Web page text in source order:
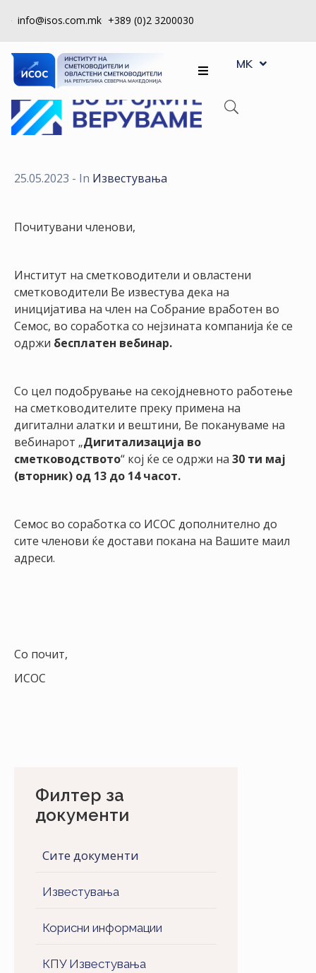
info@isos.com.mk +389 (0)2 3200030
ЗА
НАС
РЕГИСТРИ
КОНТРОЛА
СТАНАМ
ЧЛЕН
НАСТАНИ
НАЈАВА
ЗА
ЧЛЕНОВИ
АЖУРИРАЈ
ПОДАТОЦИ
MK
SQ
Филтер за
документи
Сите документи
Известувања
Корисни информации
КПУ Известувања
25.05.2023 - In Известувања
Почитувани членови,
Институт на сметководители и овластени
сметководители Ве известува дека на
иницијатива на член на Собрание вработен во
Семос, во соработка со нејзината компанија ќе се
одржи бесплатен вебинар.
Со цел подобрување на секојдневното работење
на сметководителите преку примена на
дигитални алатки и вештини, Ве покануваме на
вебинарот „Дигитализација во
сметководството“ кој ќе се одржи на 30 ти мај
(вторник) од 13 до 14 часот.
Семос во соработка со ИСОС дополнително до
сите членови ќе достави покана на Вашите маил
адреси.
Со почит,
ИСОС